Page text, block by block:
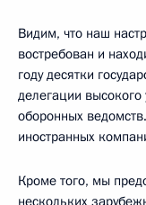
Видим, что наш
востребован и
году десятки
делегации
оборонных
иностранных
Кроме того, мы
нескольких